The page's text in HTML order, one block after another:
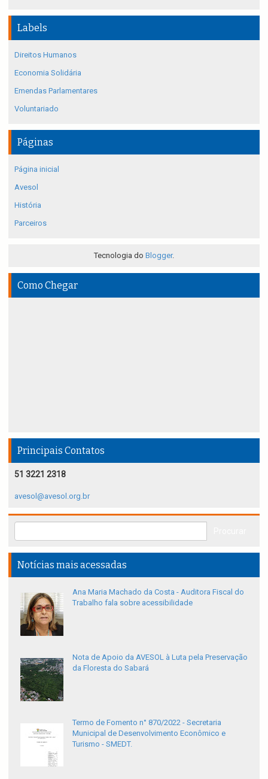
Labels
Direitos Humanos
Economia Solidária
Emendas Parlamentares
Voluntariado
Páginas
Página inicial
Avesol
História
Parceiros
Tecnologia do Blogger.
Como Chegar
Principais Contatos
51 3221 2318
avesol@avesol.org.br
Notícias mais acessadas
Ana Maria Machado da Costa - Auditora Fiscal do
Trabalho fala sobre acessibilidade
Nota de Apoio da AVESOL à Luta pela Preservação
da Floresta do Sabará
Termo de Fomento n° 870/2022 - Secretaria
Municipal de Desenvolvimento Econômico e
Turismo - SMEDT.